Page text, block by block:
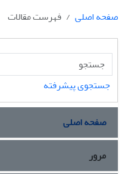
صفحه اصلی
فهرست مقالات
جستجوی پیشرفته
صفحه اصلی
مرور